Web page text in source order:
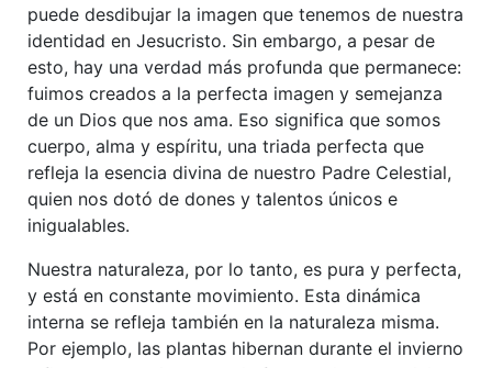
puede desdibujar la imagen que tenemos de nuestra
identidad en Jesucristo. Sin embargo, a pesar de
esto, hay una verdad más profunda que permanece:
fuimos creados a la perfecta imagen y semejanza
de un Dios que nos ama. Eso significa que somos
cuerpo, alma y espíritu, una triada perfecta que
refleja la esencia divina de nuestro Padre Celestial,
quien nos dotó de dones y talentos únicos e
inigualables.
Nuestra naturaleza, por lo tanto, es pura y perfecta,
y está en constante movimiento. Esta dinámica
interna se refleja también en la naturaleza misma.
Por ejemplo, las plantas hibernan durante el invierno